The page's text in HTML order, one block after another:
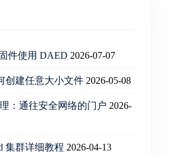
件使用 DAED 2026-07-07
创建任意大小文件 2026-05-08
：通往安全网络的门户 2026-
集群详细教程 2026-04-13